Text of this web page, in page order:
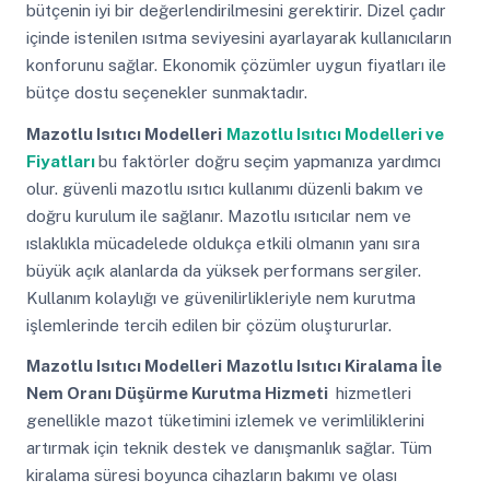
bütçenin iyi bir değerlendirilmesini gerektirir. Dizel çadır
içinde istenilen ısıtma seviyesini ayarlayarak kullanıcıların
konforunu sağlar. Ekonomik çözümler uygun fiyatları ile
bütçe dostu seçenekler sunmaktadır.
Mazotlu Isıtıcı Modelleri Mazotlu Isıtıcı Modelleri ve
Fiyatlarıbu faktörler doğru seçim yapmanıza yardımcı
olur. güvenli mazotlu ısıtıcı kullanımı düzenli bakım ve
doğru kurulum ile sağlanır. Mazotlu ısıtıcılar nem ve
ıslaklıkla mücadelede oldukça etkili olmanın yanı sıra
büyük açık alanlarda da yüksek performans sergiler.
Kullanım kolaylığı ve güvenilirlikleriyle nem kurutma
işlemlerinde tercih edilen bir çözüm oluştururlar.
Mazotlu Isıtıcı Modelleri Mazotlu Isıtıcı Kiralama İle
Nem Oranı Düşürme Kurutma Hizmeti hizmetleri
genellikle mazot tüketimini izlemek ve verimliliklerini
artırmak için teknik destek ve danışmanlık sağlar. Tüm
kiralama süresi boyunca cihazların bakımı ve olası